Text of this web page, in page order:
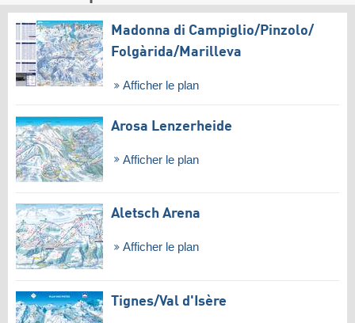
Madonna di Campiglio/​Pinzolo/​
Folgàrida/​Marilleva
Afficher le plan
Arosa Lenzerheide
Afficher le plan
Aletsch Arena
Afficher le plan
Tignes/​Val d'Isère